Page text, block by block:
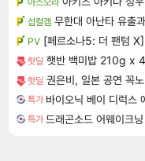
섭컬겜 무한대 아난타 유출
PV [페르소나5: 더 팬텀
핫딜 햇반 백미밥 210g x
핫딜 권은비, 일본 공연 꼭
특가
특가